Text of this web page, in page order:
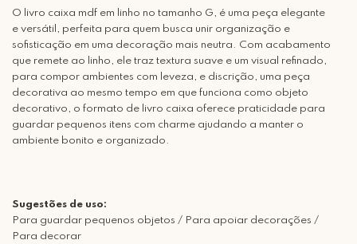
O livro caixa mdf em linho no tamanho G, é uma peça elegante
e versátil, perfeita para quem busca unir organização e
sofisticação em uma decoração mais neutra. Com acabamento
que remete ao linho, ele traz textura suave e um visual refinado,
para compor ambientes com leveza, e discrição, uma peça
decorativa ao mesmo tempo em que funciona como objeto
decorativo, o formato de livro caixa oferece praticidade para
guardar pequenos itens com charme ajudando a manter o
ambiente bonito e organizado.
Sugestões de uso:
Para guardar pequenos objetos / Para apoiar decorações /
Para decorar